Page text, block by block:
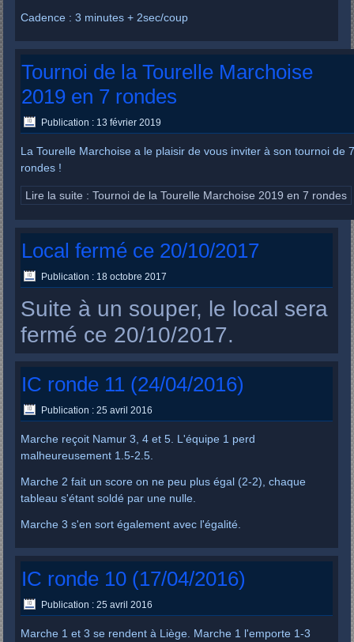
Cadence : 3 minutes + 2sec/coup
Tournoi de la Tourelle Marchoise
2019 en 7 rondes
Publication : 13 février 2019
La Tourelle Marchoise a le plaisir de vous inviter à son tournoi de
rondes !
Lire la suite : Tournoi de la Tourelle Marchoise 2019 en 7 rondes
Local fermé ce 20/10/2017
Publication : 18 octobre 2017
Suite à un souper, le local sera
fermé ce 20/10/2017.
IC ronde 11 (24/04/2016)
Publication : 25 avril 2016
Marche reçoit Namur 3, 4 et 5. L'équipe 1 perd
malheureusement 1.5-2.5.
Marche 2 fait un score on ne peu plus égal (2-2), chaque
tableau s'étant soldé par une nulle.
Marche 3 s'en sort également avec l'égalité.
IC ronde 10 (17/04/2016)
Publication : 25 avril 2016
Marche 1 et 3 se rendent à Liège. Marche 1 l'emporte 1-3